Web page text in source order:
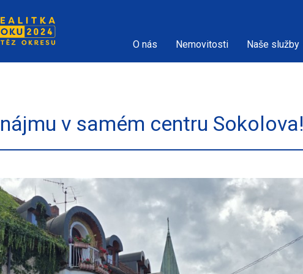
O nás Nemovitosti Naše služby
v samém centru Sokolova!